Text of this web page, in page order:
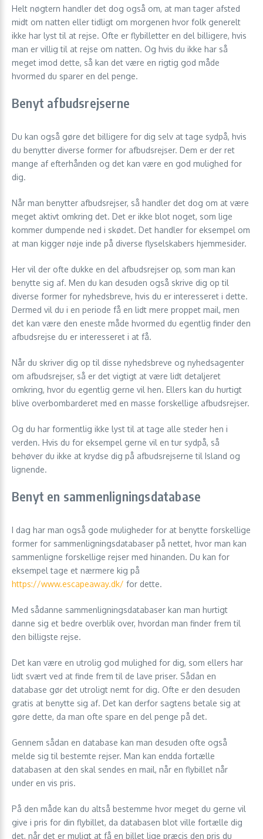
Helt nøgtern handler det dog også om, at man tager afsted
midt om natten eller tidligt om morgenen hvor folk generelt
ikke har lyst til at rejse. Ofte er flybilletter en del billigere, hvis
man er villig til at rejse om natten. Og hvis du ikke har så
meget imod dette, så kan det være en rigtig god måde
hvormed du sparer en del penge.
Benyt afbudsrejserne
Du kan også gøre det billigere for dig selv at tage sydpå, hvis
du benytter diverse former for afbudsrejser. Dem er der ret
mange af efterhånden og det kan være en god mulighed for
dig.
Når man benytter afbudsrejser, så handler det dog om at være
meget aktivt omkring det. Det er ikke blot noget, som lige
kommer dumpende ned i skødet. Det handler for eksempel om
at man kigger nøje inde på diverse flyselskabers hjemmesider.
Her vil der ofte dukke en del afbudsrejser op, som man kan
benytte sig af. Men du kan desuden også skrive dig op til
diverse former for nyhedsbreve, hvis du er interesseret i dette.
Dermed vil du i en periode få en lidt mere proppet mail, men
det kan være den eneste måde hvormed du egentlig finder den
afbudsrejse du er interesseret i at få.
Når du skriver dig op til disse nyhedsbreve og nyhedsagenter
om afbudsrejser, så er det vigtigt at være lidt detaljeret
omkring, hvor du egentlig gerne vil hen. Ellers kan du hurtigt
blive overbombarderet med en masse forskellige afbudsrejser.
Og du har formentlig ikke lyst til at tage alle steder hen i
verden. Hvis du for eksempel gerne vil en tur sydpå, så
behøver du ikke at krydse dig på afbudsrejserne til Island og
lignende.
Benyt en sammenligningsdatabase
I dag har man også gode muligheder for at benytte forskellige
former for sammenligningsdatabaser på nettet, hvor man kan
sammenligne forskellige rejser med hinanden. Du kan for
eksempel tage et nærmere kig på
https://www.escapeaway.dk/ for dette.
Med sådanne sammenligningsdatabaser kan man hurtigt
danne sig et bedre overblik over, hvordan man finder frem til
den billigste rejse.
Det kan være en utrolig god mulighed for dig, som ellers har
lidt svært ved at finde frem til de lave priser. Sådan en
database gør det utroligt nemt for dig. Ofte er den desuden
gratis at benytte sig af. Det kan derfor sagtens betale sig at
gøre dette, da man ofte spare en del penge på det.
Gennem sådan en database kan man desuden ofte også
melde sig til bestemte rejser. Man kan endda fortælle
databasen at den skal sendes en mail, når en flybillet når
under en vis pris.
På den måde kan du altså bestemme hvor meget du gerne vil
give i pris for din flybillet, da databasen blot ville fortælle dig
det, når det er muligt at få en billet lige præcis den pris du